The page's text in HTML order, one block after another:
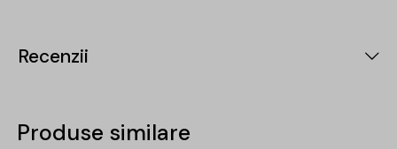
Recenzii
Produse similare